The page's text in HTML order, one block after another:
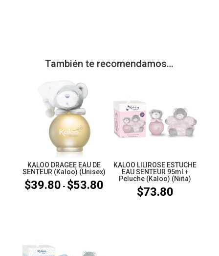
También te recomendamos…
KALOO DRAGEE EAU DE
SENTEUR (Kaloo) (Unisex)
$39.80 - $53.80Rango
KALOO LILIROSE ESTUCHE
EAU SENTEUR 95ml +
Peluche (Kaloo) (Niña)
$73.80